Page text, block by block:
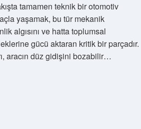
tamamen teknik bir otomotiv
yaşamak, bu tür mekanik
algısını ve hatta toplumsal
gücü aktaran kritik bir parçadır.
aracın düz gidişini bozabilir…